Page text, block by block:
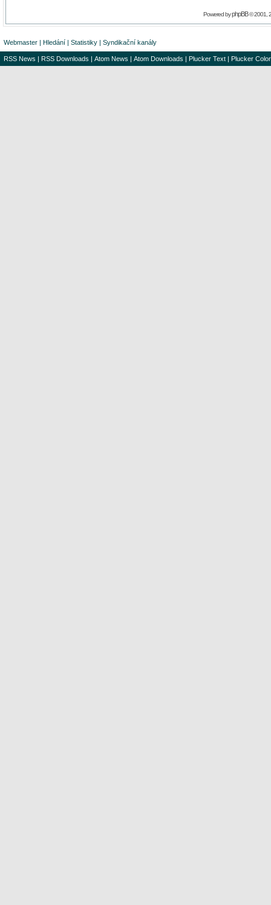
Powered byphpBB© 2001,
Webmaster | Hledání | Statistiky | Syndikační kanály
RSS News | RSS Downloads | Atom News | Atom Downloads | Plucker Text | Plucker Color